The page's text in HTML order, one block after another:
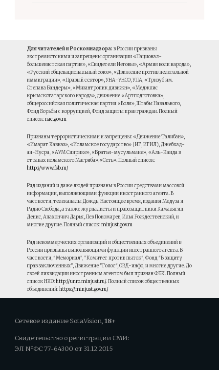
Для читателей и Роскомнадзора: в России признаны
экстремистскими и запрещены организации «Национал-
большевистская партия», «Свидетели Иеговы», «Армия воли народа»,
«Русский общенациональный союз», «Движение против нелегальной
иммиграции», «Правый сектор», УНА-УНСО, УПА, «Тризуб им.
Степана Бандеры», «Мизантропик дивижн», «Меджлис
крымскотатарского народа», движение «Артподготовка»,
общероссийская политическая партия «Воля», Штабы Навального,
Фонд Борьбы с коррупцией, Фонд защиты прав граждан. Полный
список:nac.gov.ru
Признаны террористическими и запрещены: «Движение Талибан»,
«Имарат Кавказ», «Исламское государство» (ИГ, ИГИЛ), Джебхад-
ан-Нусра, «АУМ Синрике», «Братья-мусульмане», «Аль-Каида в
странах исламского Магриба»,«Сеть». Полный список:
http://www.fsb.ru/
Ряд изданий и даже людей признаны в России средствами массовой
информации, выполняющими функции иностранного агента. В
частности, телеканалы Дождь, Настоящее время, издания Медуза и
Радио Свобода, а также журналисты и правозащитники Камалягин
Денис, Апахончич Дарья, Лев Пономарев, Илья Рождественский, и
многие другие. Полный список:minjust.gov.ru
Ряд некоммерческих организаций и общественных объединений в
России признаны выполняющими функции иностранного агента. В
частности, "Мемориал", "Комитет против пыток", Фонд "В защиту
прав заключенных", Движение "Голос", ОВД-инфо, и многие другие. До
своей ликвидации иностранным агентом был признан ФБК. Полный
список НКО:http://unro.minjust.ru/. Полный список общественных
объединений:https://minjust.gov.ru/
Сетевое издание Sota.Vision, 18+
Свидетельство о регистрации СМИ:
ЭЛ NºФС 77-64300 от 31.12.2015